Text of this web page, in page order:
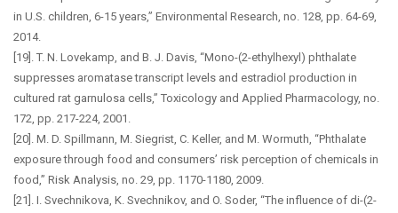
in U.S. children, 6-15 years,” Environmental Research, no. 128, pp. 64-69,
2014.
[19]. T. N. Lovekamp, and B. J. Davis, “Mono-(2-ethylhexyl) phthalate
suppresses aromatase transcript levels and estradiol production in
cultured rat garnulosa cells,” Toxicology and Applied Pharmacology, no.
172, pp. 217-224, 2001.
[20]. M. D. Spillmann, M. Siegrist, C. Keller, and M. Wormuth, “Phthalate
exposure through food and consumers’ risk perception of chemicals in
food,” Risk Analysis, no. 29, pp. 1170-1180, 2009.
[21]. I. Svechnikova, K. Svechnikov, and O. Soder, “The influence of di-(2-